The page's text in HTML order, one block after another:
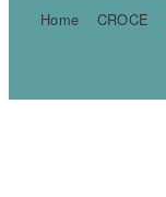
Home CROCE